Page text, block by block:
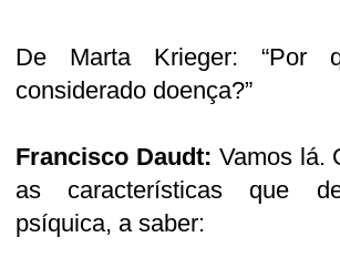
De Marta Krieger: “Por
considerado doença?”
Francisco Daudt: Vamos lá.
as características que
psíquica, a saber: